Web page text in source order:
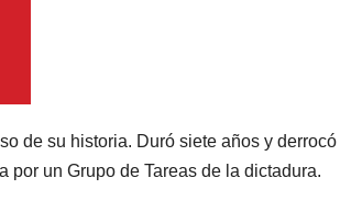
de su historia. Duró siete años y derrocó
un Grupo de Tareas de la dictadura.